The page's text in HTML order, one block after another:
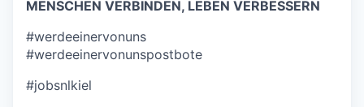
MENSCHEN VERBINDEN, LEBEN VERBESSERN
#werdeeinervonuns
#werdeeinervonunspostbote
#jobsnlkiel